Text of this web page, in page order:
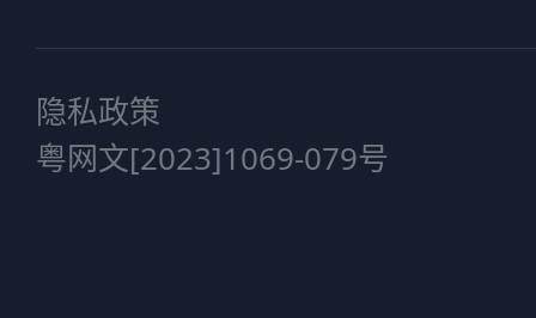
隐私政策
粤网文[2023]1069-079号